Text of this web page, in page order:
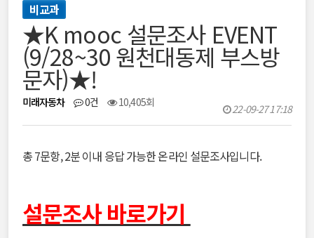
비교과
★K mooc 설문조사 EVENT
(9/28~30 원천대동제 부스방
문자)★!
미래자동차 0건 10,405회 22-09-27 17:18
총 7문항, 2분 이내 응답 가능한 온라인 설문조사입니다.
설문조사 바로가기